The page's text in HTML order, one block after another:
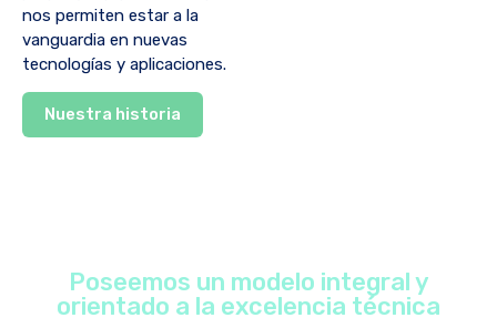
nos permiten estar a la
vanguardia en nuevas
tecnologías y aplicaciones.
Nuestra historia
Poseemos un modelo integral y
orientado a la excelencia técnica